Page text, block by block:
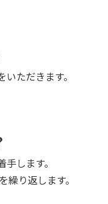
ただきます。
します。
り返します。